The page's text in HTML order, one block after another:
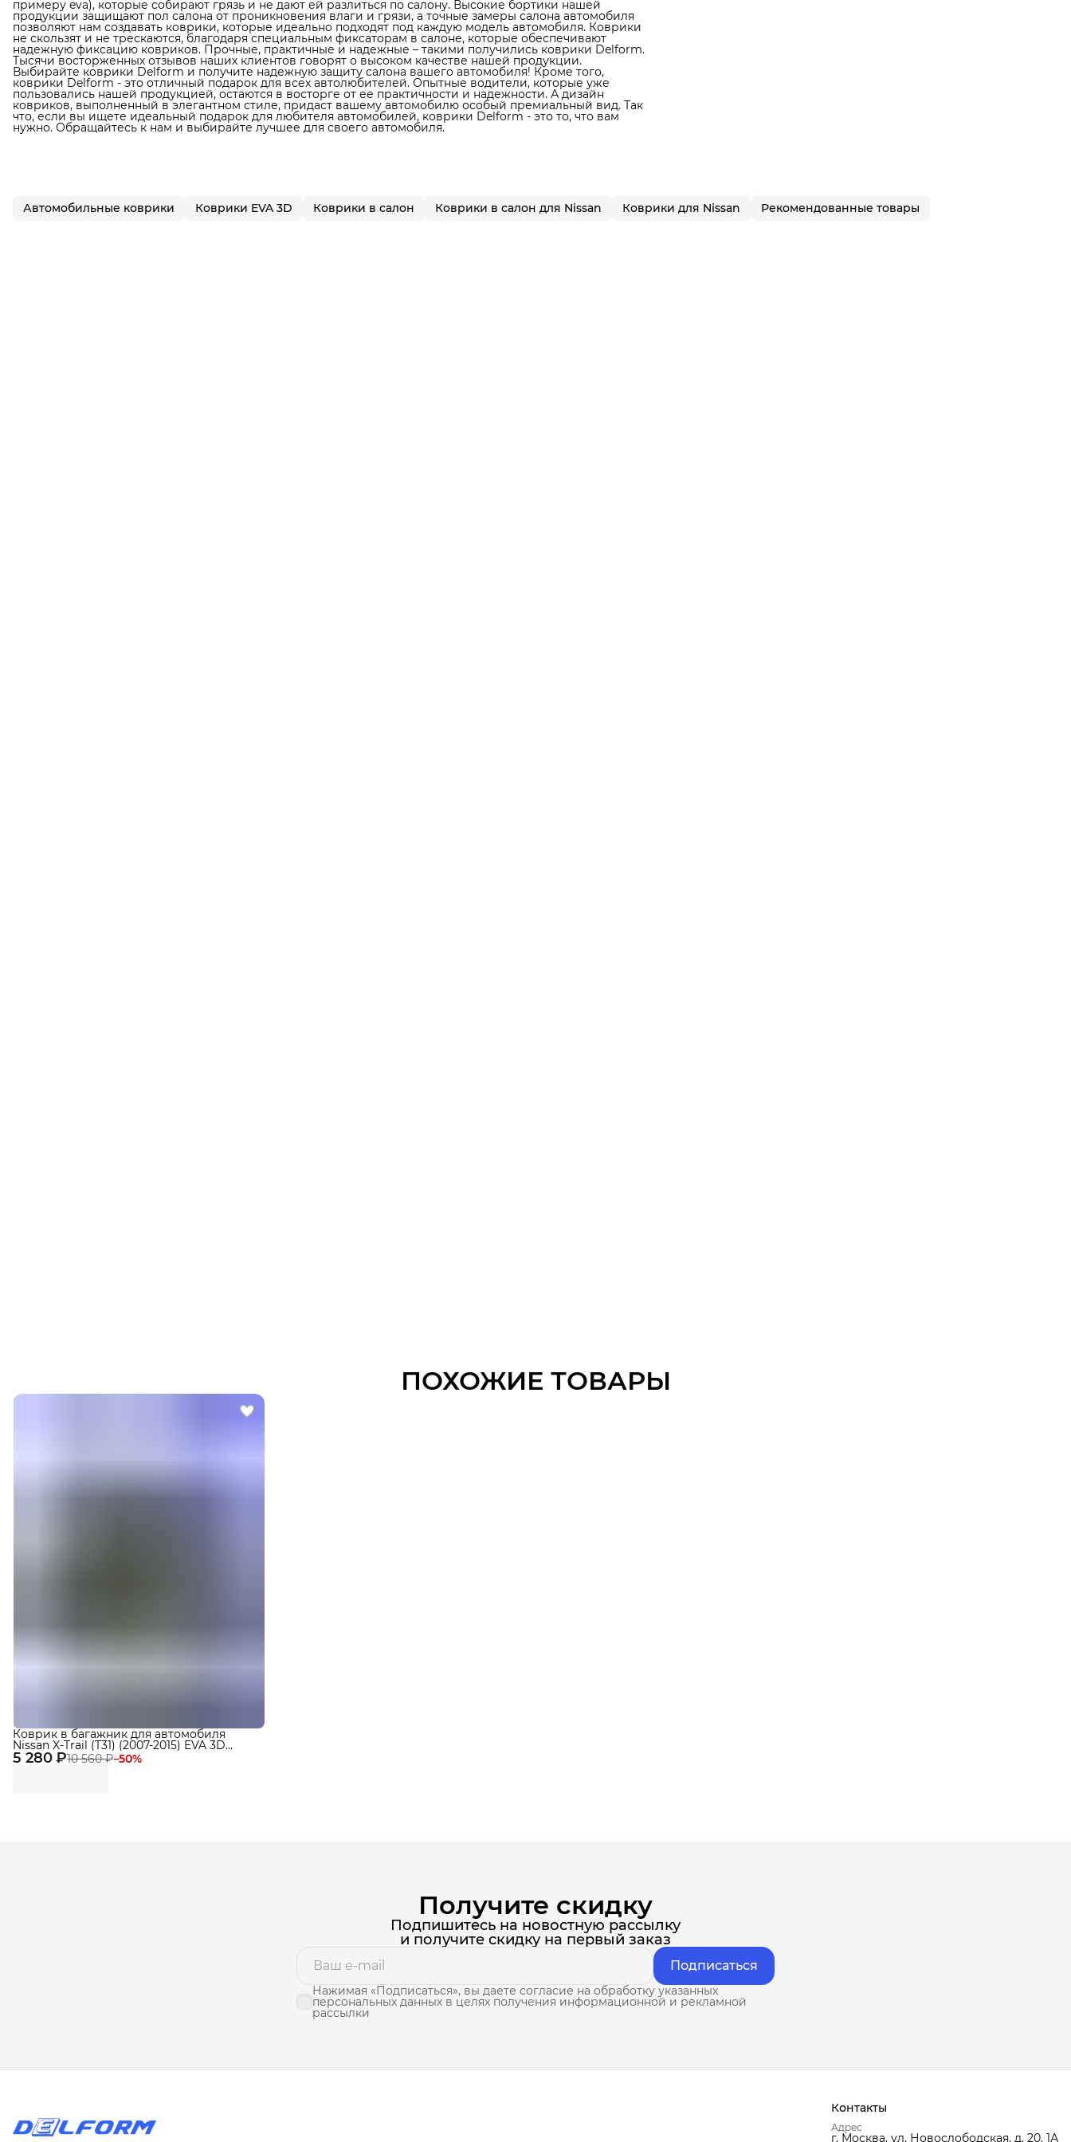
примеру eva), которые собирают грязь и не дают ей разлиться по салону. Высокие бортики нашей
продукции защищают пол салона от проникновения влаги и грязи, а точные замеры салона автомобиля
позволяют нам создавать коврики, которые идеально подходят под каждую модель автомобиля. Коврики
не скользят и не трескаются, благодаря специальным фиксаторам в салоне, которые обеспечивают
надежную фиксацию ковриков. Прочные, практичные и надежные – такими получились коврики Delform.
Тысячи восторженных отзывов наших клиентов говорят о высоком качестве нашей продукции.
Выбирайте коврики Delform и получите надежную защиту салона вашего автомобиля! Кроме того,
коврики Delform - это отличный подарок для всех автолюбителей. Опытные водители, которые уже
пользовались нашей продукцией, остаются в восторге от ее практичности и надежности. А дизайн
ковриков, выполненный в элегантном стиле, придаст вашему автомобилю особый премиальный вид. Так
что, если вы ищете идеальный подарок для любителя автомобилей, коврики Delform - это то, что вам
нужно. Обращайтесь к нам и выбирайте лучшее для своего автомобиля.
Автомобильные коврики Коврики EVA 3D Коврики в салон Коврики в салон для Nissan Коврики для Nissan Рекомендованные товары
ПОХОЖИЕ ТОВАРЫ
5 280 ₽10 560 ₽−50%
Коврик в багажник для автомобиля
Nissan X-Trail (T31) (2007-2015) EVA 3D
Premium
Получите скидку
Подпишитесь на новостную рассылку
и получите скидку на первый заказ
Подписаться
Нажимая «Подписаться», вы даете согласие на обработку указанных
персональных данных в целях получения информационной и рекламной
рассылки
Контакты
Адрес
г. Москва, ул. Новослободская, д. 20, 1А